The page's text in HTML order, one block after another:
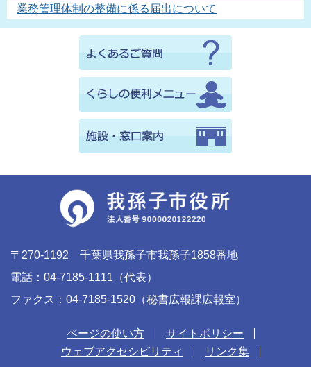
業務管理体制の整備に係る届出について
〒270-1192 千葉県我孫子市我孫子1858番地
電話：04-7185-1111（代表）
ファクス：04-7185-1520（秘書広報課広報室）
ページの使い方
サイトポリシー
ウェブアクセシビリティ
リンク集